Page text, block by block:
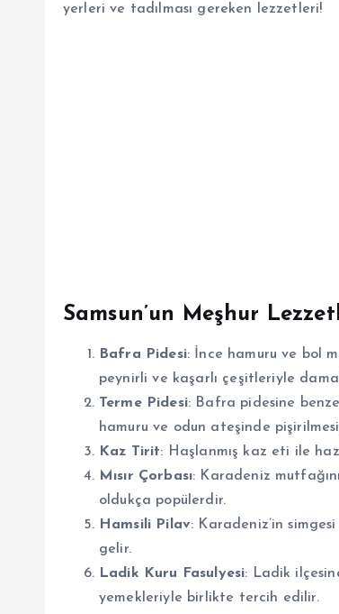
yerleri ve tadılması gereken lezzetleri!
Samsun’un Meşhur
Bafra Pidesi: İnce hamuru ve bol
peynirli ve kaşarlı çeşitleriyle
Terme Pidesi: Bafra pidesine
hamuru ve odun ateşinde
Kaz Tirit: Haşlanmış kaz eti ile
Mısır Çorbası: Karadeniz
oldukça popülerdir.
Hamsili Pilav: Karadeniz’in
gelir.
Ladik Kuru Fasulyesi: Ladik
yemekleriyle birlikte tercih edilir.